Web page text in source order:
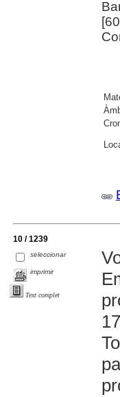
10 / 1239
seleccionar
imprimir
Text complet